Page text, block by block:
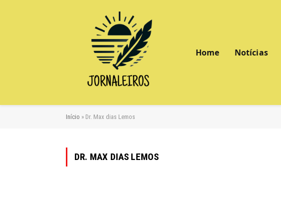
Home Notícias
Início » Dr. Max dias Lemos
DR. MAX DIAS LEMOS